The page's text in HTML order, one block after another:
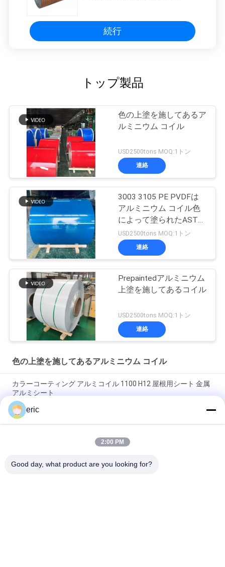
続行
トップ製品
色の上塗を施してあるア
ルミニウム コイル
USD2500tons MOQ:1トン
連絡
3003 3105 PE PVDFは
アルミニウム コイル色
によって塗られたASTM
B209を塗った
USD2500tons MOQ:1トン
連絡
Prepaintedアルミニウム
上塗を施してあるコイル
USD2500tons MOQ:1トン
連絡
色の上塗を施してあるアルミニウム コイル
カラーコーティング アルミコイル 1100 H12 屋根用シート 金属
アルミシート
アルミコンポジットパネル (ACP) のための色彩塗装アルミニウ
ム
Prepainted PE PVDF 1060 3003 3004建築材料のための5052色
eric
2:00 PM
Good day, what product are you looking for?